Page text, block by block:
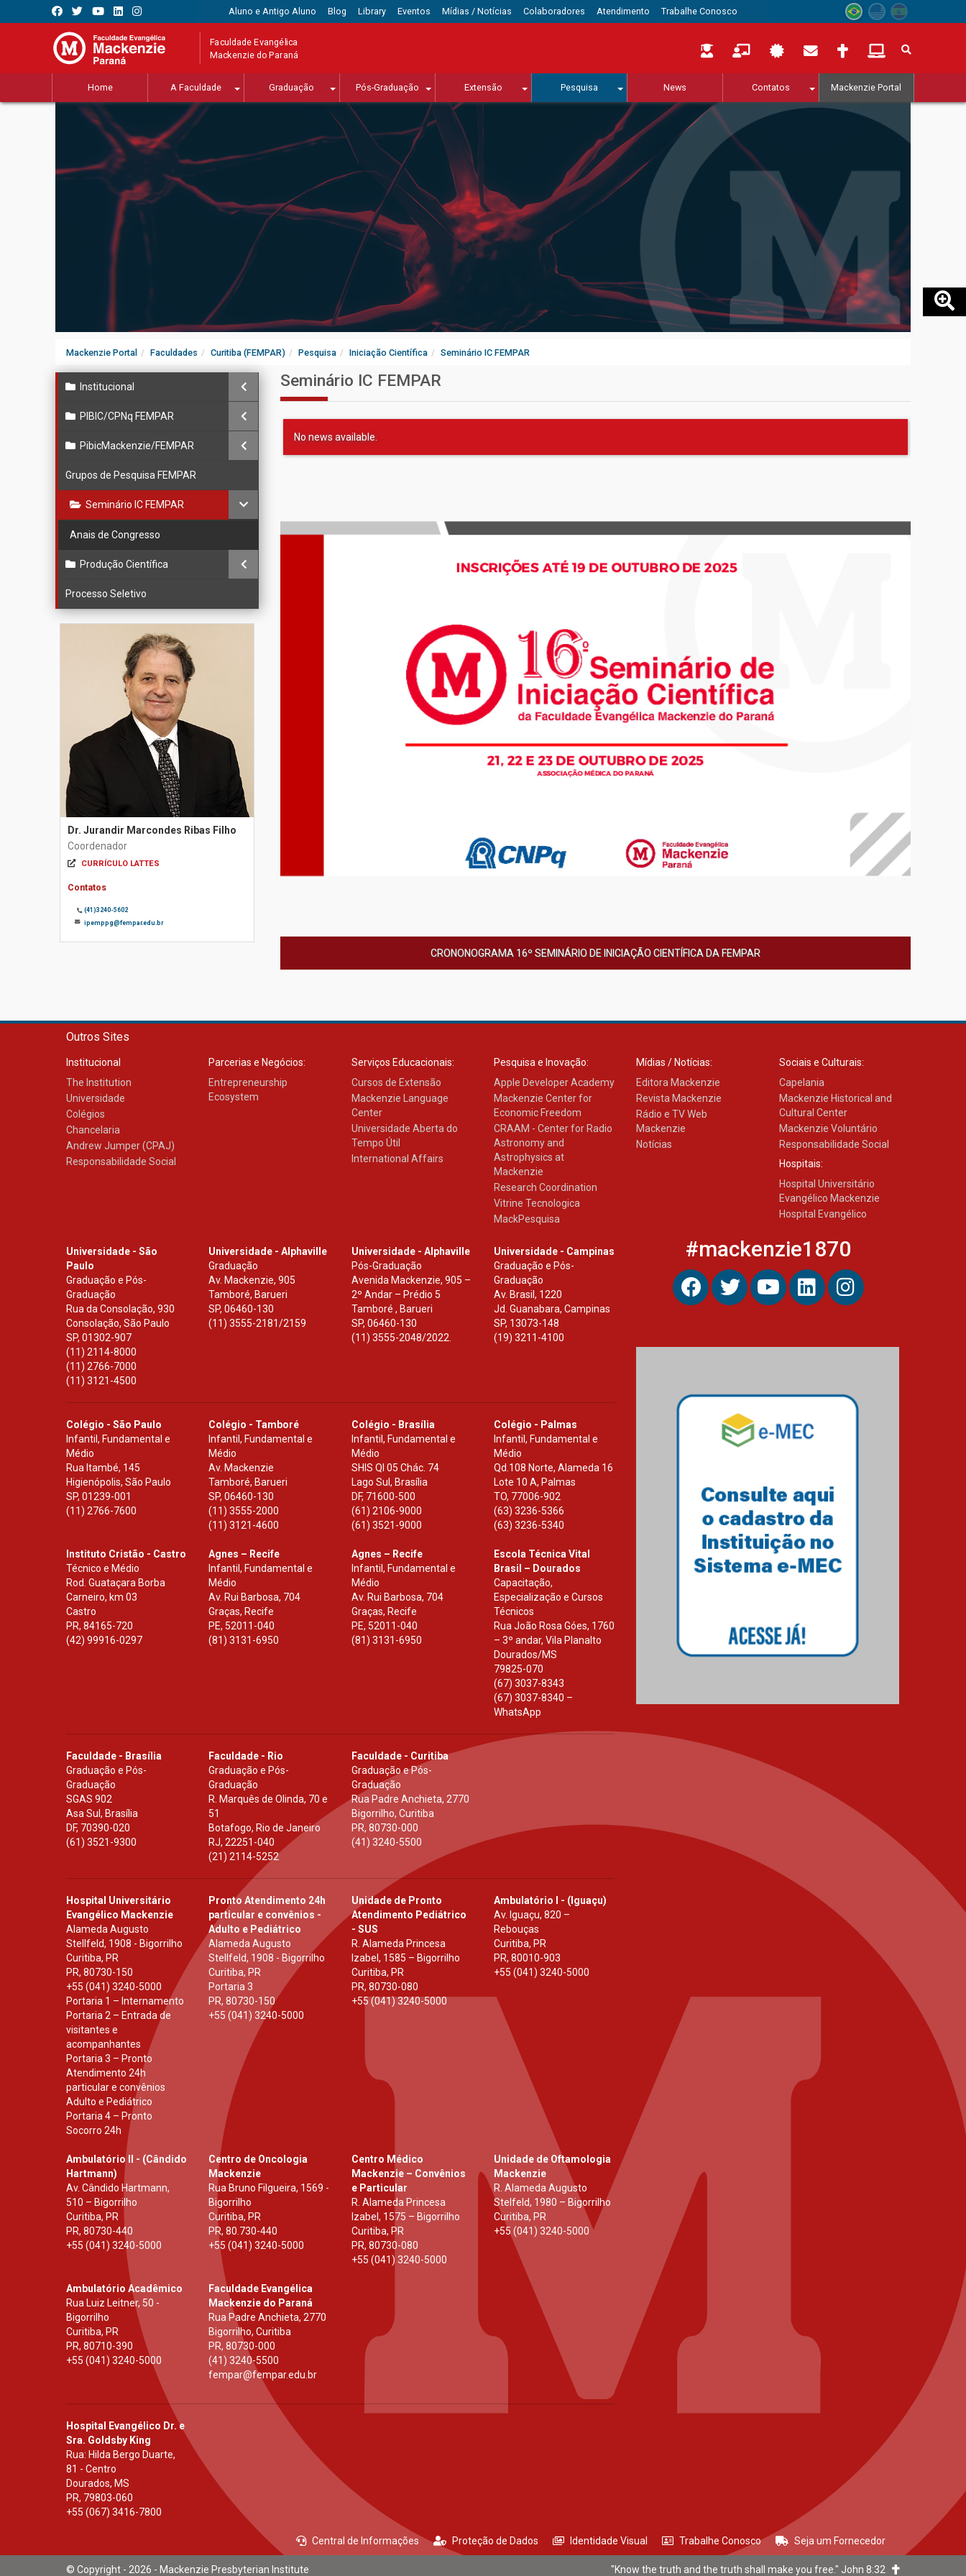
Aluno e Antigo Aluno Blog Library Eventos Mídias / Notícias Colaboradores Atendimento Trabalhe Conosco
Faculdade Evangélica
Mackenzie do Paraná
Home A Faculdade Graduação Pós-Graduação Extensão Pesquisa News Contatos Mackenzie Portal
Mackenzie Portal Faculdades Curitiba (FEMPAR) Pesquisa Iniciação Científica Seminário IC FEMPAR
Institucional
PIBIC/CPNq FEMPAR
PibicMackenzie/FEMPAR
Grupos de Pesquisa FEMPAR
Seminário IC FEMPAR
Anais de Congresso
Produção Científica
Processo Seletivo
Dr. Jurandir Marcondes Ribas Filho
Coordenador
CURRÍCULO LATTES
Contatos
(41)3240-5602
ipemppg@fempar.edu.br
Seminário IC FEMPAR
No news available.
CRONONOGRAMA 16º SEMINÁRIO DE INICIAÇÃO CIENTÍFICA DA FEMPAR
Outros Sites
Institucional
The Institution
Universidade
Colégios
Chancelaria
Andrew Jumper (CPAJ)
Responsabilidade Social
Parcerias e Negócios:
Entrepreneurship
Ecosystem
Serviços Educacionais:
Cursos de Extensão
Mackenzie Language
Center
Universidade Aberta do
Tempo Útil
International Affairs
Pesquisa e Inovação:
Apple Developer Academy
Mackenzie Center for
Economic Freedom
CRAAM - Center for Radio
Astronomy and
Astrophysics at
Mackenzie
Research Coordination
Vitrine Tecnologica
MackPesquisa
Mídias / Notícias:
Editora Mackenzie
Revista Mackenzie
Rádio e TV Web
Mackenzie
Notícias
Sociais e Culturais:
Capelania
Mackenzie Historical and
Cultural Center
Mackenzie Voluntário
Responsabilidade Social
Hospitais:
Hospital Universitário
Evangélico Mackenzie
Hospital Evangélico
Universidade - São
Paulo
Graduação e Pós-
Graduação
Rua da Consolação, 930
Consolação, São Paulo
SP, 01302-907
(11) 2114-8000
(11) 2766-7000
(11) 3121-4500
Universidade - Alphaville
Graduação
Av. Mackenzie, 905
Tamboré, Barueri
SP,06460-130
(11) 3555-2181/2159
Universidade - Alphaville
Pós-Graduação
Avenida Mackenzie, 905 –
2º Andar – Prédio 5
Tamboré , Barueri
SP, 06460-130
(11) 3555-2048/2022.
Universidade - Campinas
Graduação e Pós-
Graduação
Av. Brasil, 1220
Jd. Guanabara, Campinas
SP, 13073-148
(19) 3211-4100
Colégio - São Paulo
Infantil, Fundamental e
Médio
Rua Itambé, 145
Higienópolis, São Paulo
SP, 01239-001
(11) 2766-7600
Colégio - Tamboré
Infantil, Fundamental e
Médio
Av. Mackenzie
Tamboré, Barueri
SP,06460-130
(11) 3555-2000
(11) 3121-4600
Colégio - Brasília
Infantil, Fundamental e
Médio
SHIS Ql 05 Chác. 74
Lago Sul, Brasília
DF, 71600-500
(61) 2106-9000
(61) 3521-9000
Colégio - Palmas
Infantil, Fundamental e
Médio
Qd.108 Norte, Alameda 16
Lote 10 A, Palmas
TO, 77006-902
(63) 3236-5366
(63) 3236-5340
Instituto Cristão - Castro
Técnico e Médio
Rod. Guataçara Borba
Carneiro, km 03
Castro
PR, 84165-720
(42) 99916-0297
Agnes – Recife
Infantil, Fundamental e
Médio
Av. Rui Barbosa, 704
Graças, Recife
PE, 52011-040
(81) 3131-6950
Agnes – Recife
Infantil, Fundamental e
Médio
Av. Rui Barbosa, 704
Graças, Recife
PE, 52011-040
(81) 3131-6950
Escola Técnica Vital
Brasil – Dourados
Capacitação,
Especialização e Cursos
Técnicos
Rua João Rosa Góes, 1760
– 3º andar, Vila Planalto
Dourados/MS
79825-070
(67) 3037-8343
(67) 3037-8340 –
WhatsApp
Faculdade - Brasília
Graduação e Pós-
Graduação
SGAS 902
Asa Sul, Brasília
DF, 70390-020
(61) 3521-9300
Faculdade - Rio
Graduação e Pós-
Graduação
R. Marquês de Olinda, 70 e
51
Botafogo, Rio de Janeiro
RJ,22251-040
(21) 2114-5252
Faculdade - Curitiba
Graduação e Pós-
Graduação
Rua Padre Anchieta, 2770
Bigorrilho, Curitiba
PR, 80730-000
(41) 3240-5500
Hospital Universitário
Evangélico Mackenzie
Alameda Augusto
Stellfeld, 1908 - Bigorrilho
Curitiba, PR
PR, 80730-150
+55 (041) 3240-5000
Portaria 1 – Internamento
Portaria 2 – Entrada de
visitantes e
acompanhantes
Portaria 3 – Pronto
Atendimento 24h
particular e convênios
Adulto e Pediátrico
Portaria 4 – Pronto
Socorro 24h
Pronto Atendimento 24h
particular e convênios -
Adulto e Pediátrico
Alameda Augusto
Stellfeld, 1908 - Bigorrilho
Curitiba, PR
Portaria 3
PR,80730-150
+55 (041) 3240-5000
Unidade de Pronto
Atendimento Pediátrico
- SUS
R. Alameda Princesa
Izabel, 1585 – Bigorrilho
Curitiba, PR
PR, 80730-080
+55 (041) 3240-5000
Ambulatório I - (Iguaçu)
Av. Iguaçu, 820 –
Rebouças
Curitiba, PR
PR, 80010-903
+55 (041) 3240-5000
Ambulatório II - (Cândido
Hartmann)
Av. Cândido Hartmann,
510 – Bigorrilho
Curitiba, PR
PR, 80730-440
+55 (041) 3240-5000
Centro de Oncologia
Mackenzie
Rua Bruno Filgueira, 1569 -
Bigorrilho
Curitiba, PR
PR,80.730-440
+55 (041) 3240-5000
Centro Médico
Mackenzie – Convênios
e Particular
R. Alameda Princesa
Izabel, 1575 – Bigorrilho
Curitiba, PR
PR, 80730-080
+55 (041) 3240-5000
Unidade de Oftamologia
Mackenzie
R. Alameda Augusto
Stelfeld, 1980 – Bigorrilho
Curitiba, PR
+55 (041) 3240-5000
Ambulatório Acadêmico
Rua Luiz Leitner, 50 -
Bigorrilho
Curitiba, PR
PR, 80710-390
+55 (041) 3240-5000
Faculdade Evangélica
Mackenzie do Paraná
Rua Padre Anchieta, 2770
Bigorrilho, Curitiba
PR,80730-000
(41) 3240-5500
fempar@fempar.edu.br
Hospital Evangélico Dr. e
Sra. Goldsby King
Rua: Hilda Bergo Duarte,
81 - Centro
Dourados, MS
PR, 79803-060
+55 (067) 3416-7800
#mackenzie1870
Central de Informações Proteção de Dados Identidade Visual Trabalhe Conosco Seja um Fornecedor
© Copyright - 2026 - Mackenzie Presbyterian Institute "Know the truth and the truth shall make you free." John 8:32